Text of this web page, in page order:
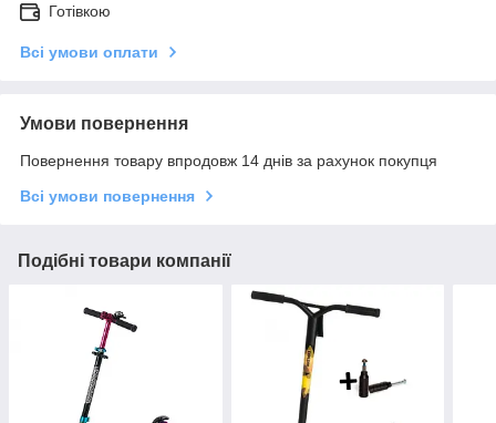
Готівкою
Всі умови оплати
Умови повернення
Повернення товару впродовж 14 днів за рахунок покупця
Всі умови повернення
Подібні товари компанії